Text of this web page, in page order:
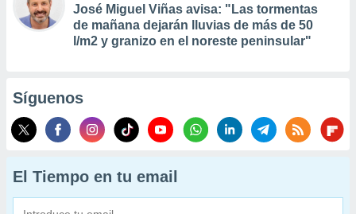
José Miguel Viñas avisa: "Las tormentas
de mañana dejarán lluvias de más de 50
l/m2 y granizo en el noreste peninsular"
Síguenos
El Tiempo en tu email